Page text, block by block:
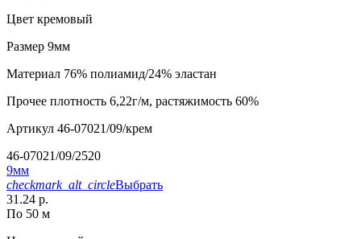
Цвет кремовый
Размер 9мм
Материал 76% полиамид/24% эластан
Прочее плотность 6,22г/м, растяжимость 60%
Артикул 46-07021/09/крем
46-07021/09/2520
9мм
checkmark_alt_circleВыбрать
31.24 р.
По 50 м